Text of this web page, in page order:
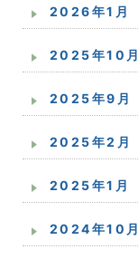
2026年1月
2025年10月
2025年9月
2025年2月
2025年1月
2024年10月